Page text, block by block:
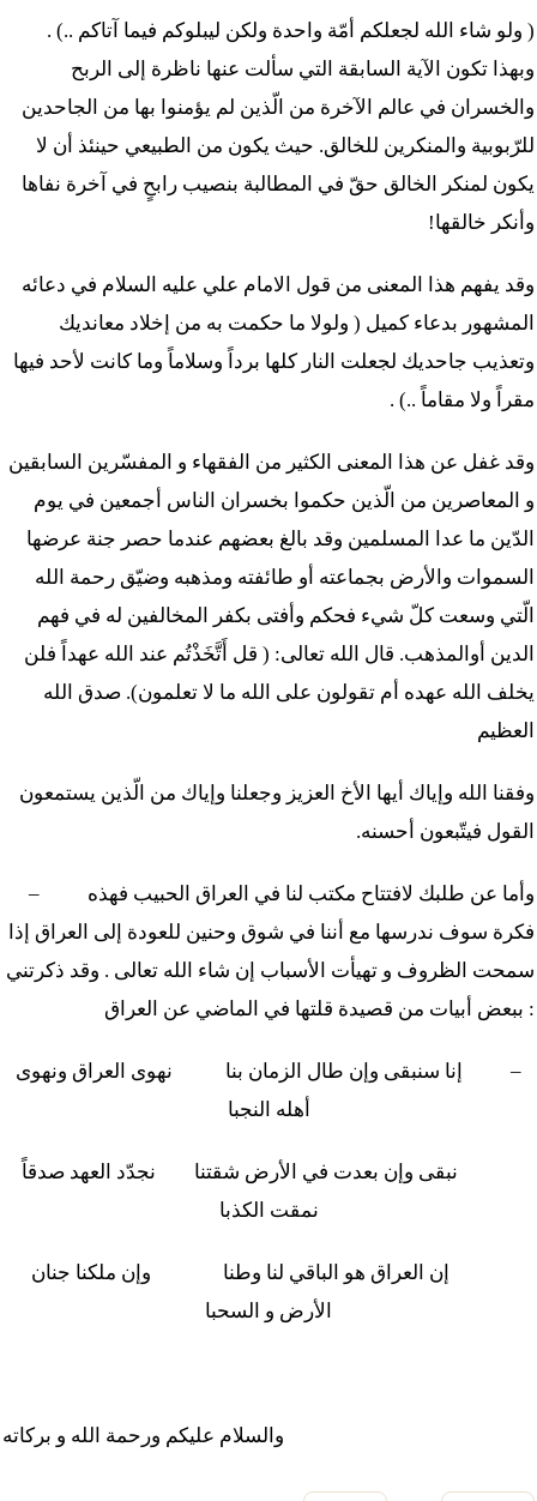
( ولو شاء الله لجعلكم أمّة واحدة ولكن ليبلوكم فيما آتاكم ..) .
وبهذا تكون الآية السابقة التي سألت عنها ناظرة إلى الربح
والخسران في عالم الآخرة من الّذين لم يؤمنوا بها من الجاحدين
للرّبوبية والمنكرين للخالق. حيث يكون من الطبيعي حينئذ أن لا
يكون لمنكر الخالق حقّ في المطالبة بنصيب رابحٍ في آخرة نفاها
وأنكر خالقها!
وقد يفهم هذا المعنى من قول الامام علي عليه السلام في دعائه
المشهور بدعاء كميل ( ولولا ما حكمت به من إخلاد معانديك
وتعذيب جاحديك لجعلت النار كلها برداً وسلاماً وما كانت لأحد فيها
مقراً ولا مقاماً ..) .
وقد غفل عن هذا المعنى الكثير من الفقهاء و المفسّرين السابقين
و المعاصرين من الّذين حكموا بخسران الناس أجمعين في يوم
الدّين ما عدا المسلمين وقد بالغ بعضهم عندما حصر جنة عرضها
السموات والأرض بجماعته أو طائفته ومذهبه وضيّق رحمة الله
الّتي وسعت كلّ شيء فحكم وأفتى بكفر المخالفين له في فهم
الدين أوالمذهب. قال الله تعالى: ( قل أَتَّخَذْتُم عند الله عهداً فلن
يخلف الله عهده أم تقولون على الله ما لا تعلمون). صدق الله
العظيم
وفقنا الله وإياك أيها الأخ العزيز وجعلنا وإياك من الّذين يستمعون
القول فيتّبعون أحسنه.
– وأما عن طلبك لافتتاح مكتب لنا في العراق الحبيب فهذه
فكرة سوف ندرسها مع أننا في شوق وحنين للعودة إلى العراق إذا
سمحت الظروف و تهيأت الأسباب إن شاء الله تعالى . وقد ذكرتني
ببعض أبيات من قصيدة قلتها في الماضي عن العراق :
–
إنا سنبقى وإن طال الزمان بنا نهوى العراق ونهوى
أهله النجبا
نبقى وإن بعدت في الأرض شقتنا نجدّد العهد صدقاً
نمقت الكذبا
إن العراق هو الباقي لنا وطنا وإن ملكنا جنان
الأرض و السحبا
والسلام عليكم ورحمة الله و بركاته